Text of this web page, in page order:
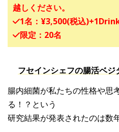
越しください。
1名：¥3,500(税込
限定：20名
フセインシェフの腸活ベジ
腸内細菌が私たちの性格や思
る！？という
研究結果が発表されたのは数